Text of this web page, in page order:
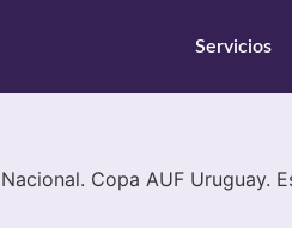
Servicios
Copa AUF Uruguay.